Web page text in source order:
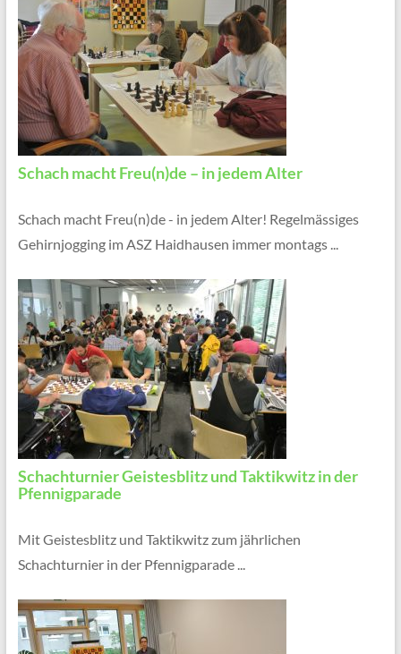
Schach macht Freu(n)de – in jedem Alter
Schach macht Freu(n)de - in jedem Alter! Regelmässiges
Gehirnjogging im ASZ Haidhausen immer montags ...
Schachturnier Geistesblitz und Taktikwitz in der
Pfennigparade
Mit Geistesblitz und Taktikwitz zum jährlichen
Schachturnier in der Pfennigparade ...